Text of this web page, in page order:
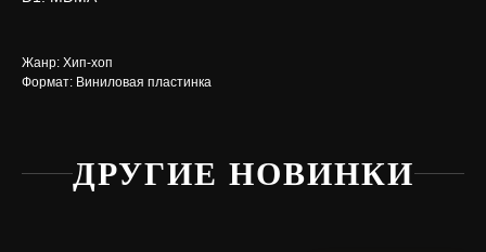
Жанр: Хип-хоп
Формат: Виниловая пластинка
ДРУГИЕ НОВИНКИ